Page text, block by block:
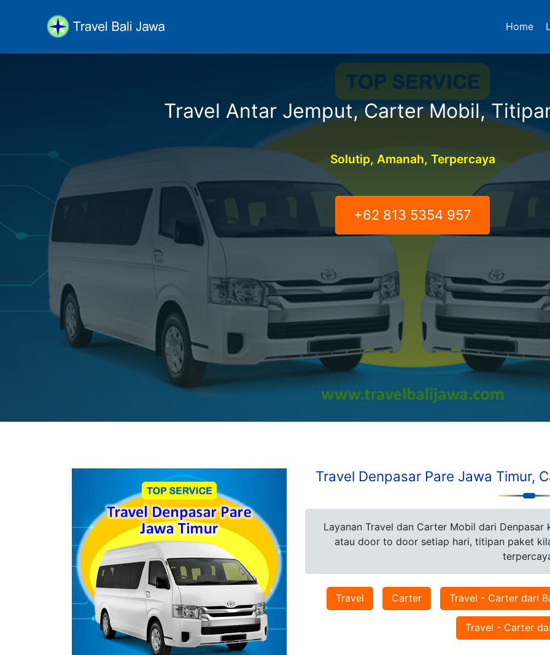
Home
Travel Antar Jemput, Carter Mobil,
Solutip, Amanah, Terpercaya
+62 813 5354 957
Travel Denpasar Pare Jawa Timur,
Layanan Travel dan Carter Mobil dari
atau door to door setiap hari, titipan paket
Travel Carter Travel - Carter dari
Travel - Carter